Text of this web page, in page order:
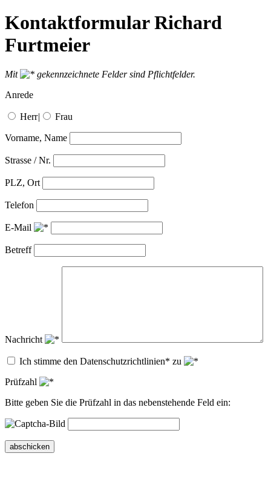
Kontaktformular Richard
Furtmeier
Mit
gekennzeichnete Felder sind Pflichtfelder.
Anrede
Herr| Frau
Vorname, Name
Strasse / Nr.
PLZ, Ort
Telefon
E-Mail
Betreff
Nachricht
Ich stimme den Datenschutzrichtlinien* zu
Prüfzahl
Bitte geben Sie die Prüfzahl in das nebenstehende Feld ein:
abschicken